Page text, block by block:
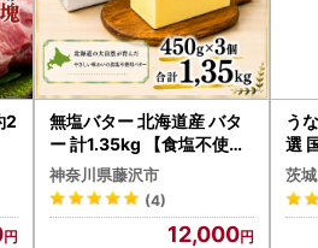
2
無塩バター 北海道産 バタ
ー 計1.35kg 【食塩不使用
】
神奈川県藤沢市
(4)
12,000
う
選
付
あ
人
茨